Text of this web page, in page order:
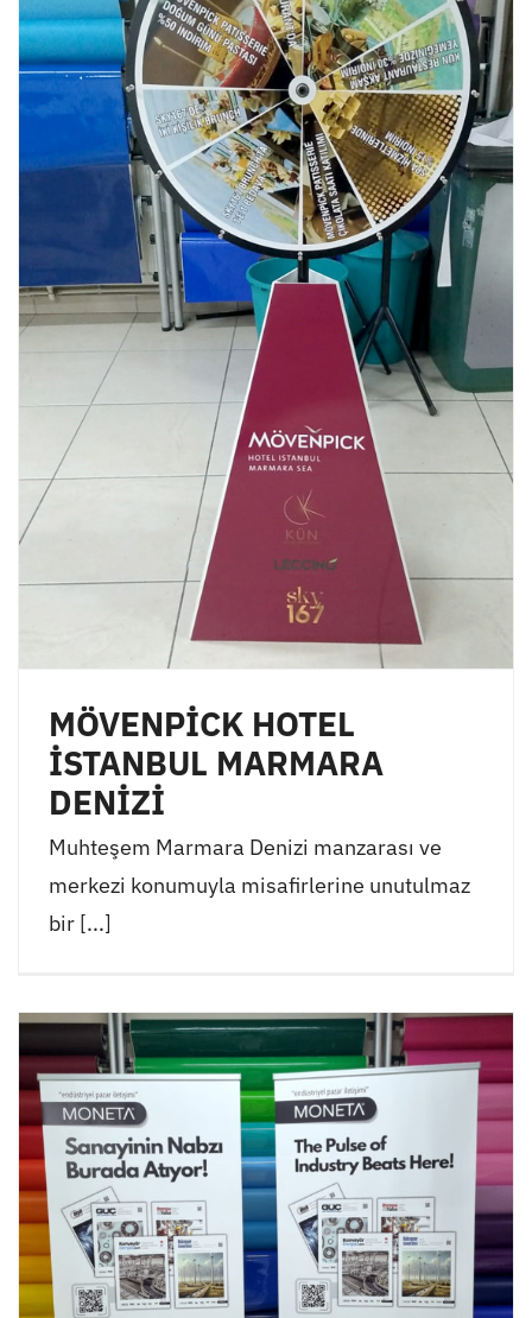
MÖVENPİCK HOTEL
İSTANBUL MARMARA
DENİZİ
Muhteşem Marmara Denizi manzarası ve
merkezi konumuyla misafirlerine unutulmaz
bir [...]